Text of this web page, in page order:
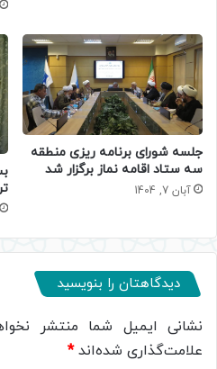
جلسه شورای برنامه ریزی منطقه
سه ستاد اقامه نماز برگزار شد
آبان 7, 1404
دیدگاهتان را بنویسید
نشانی ایمیل شما منتشر
علامت‌گذاری شده‌اند*